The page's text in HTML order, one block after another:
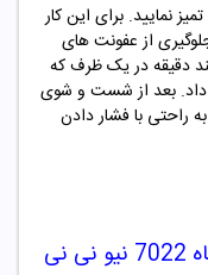
نمایید. برای این کار
از عفونت های
دقیقه در یک ظرف که
داد. بعد از شست و شوی
راحتی با فشار دادن